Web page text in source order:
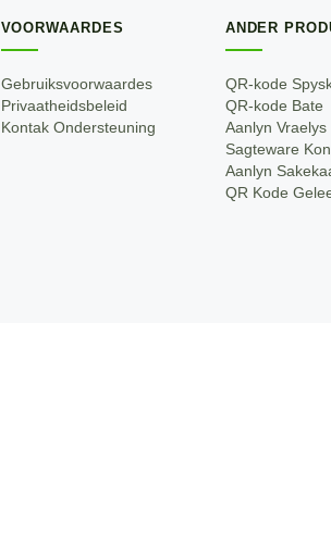
VOORWAARDES
Gebruiksvoorwaardes
Privaatheidsbeleid
Kontak Ondersteuning
ANDER
QR-kode
QR-kode Bate
Aanlyn Vraelys
Sagteware
Aanlyn
QR Kode